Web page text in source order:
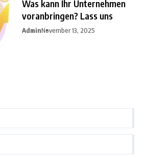
Was kann Ihr Unternehmen
voranbringen? Lass uns
AdminNovember 13, 2025